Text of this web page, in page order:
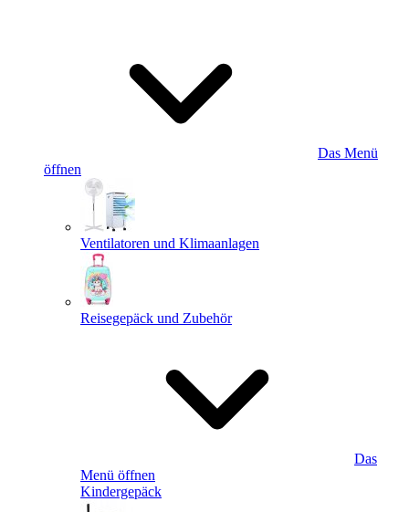
Das Menü
öffnen
Ventilatoren und Klimaanlagen
Reisegepäck und Zubehör
Das
Menü öffnen
Kindergepäck